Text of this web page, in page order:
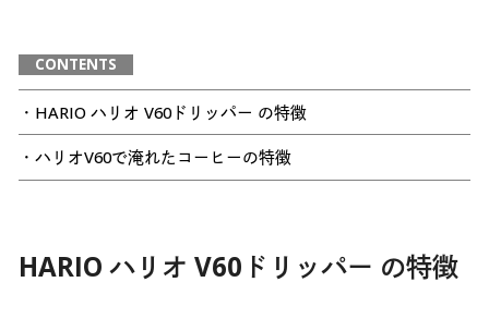
CONTENTS
・HARIO ハリオ V60ドリッパー の特徴
・ハリオV60で淹れたコーヒーの特徴
HARIO ハリオ V60ドリッパー の特徴